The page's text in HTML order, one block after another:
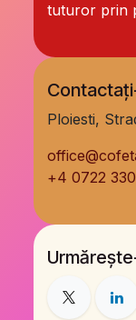
tuturor prin
Ploiesti,
+4 0722